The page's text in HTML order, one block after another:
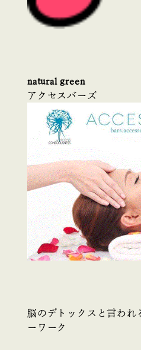
natural green
アクセスバーズ
脳のデトックスと言われ
ーワーク